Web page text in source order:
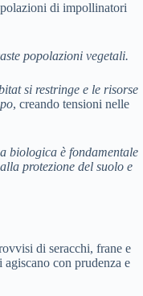
di impollinatori
popolazioni vegetali.
si restringe e le risorse
, creando tensioni nelle
biologica è fondamentale
protezione del suolo e
di seracchi, frane e
con prudenza e